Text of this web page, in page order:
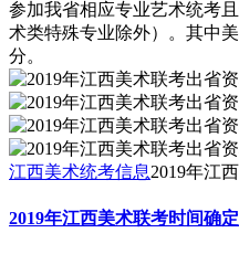
参加我省相应专业艺术统考
术类特殊专业除外）。其中
分。
江西美术统考信息2019年江
2019年江西美术联考时间确定